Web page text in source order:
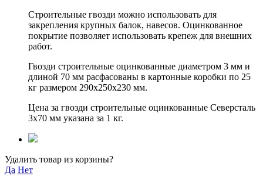
Строительные гвозди можно использовать для
закрепления крупных балок, навесов. Оцинкованное
покрытие позволяет использовать крепеж для внешних
работ.
Гвозди строительные оцинкованные диаметром 3 мм и
длиной 70 мм расфасованы в картонные коробки по 25
кг размером 290х250х230 мм.
Цена за гвозди строительные оцинкованные Северсталь
3х70 мм указана за 1 кг.
Удалить товар из корзины?
Да Нет